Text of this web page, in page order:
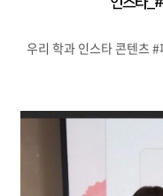
우리 학과 인스타 콘텐츠